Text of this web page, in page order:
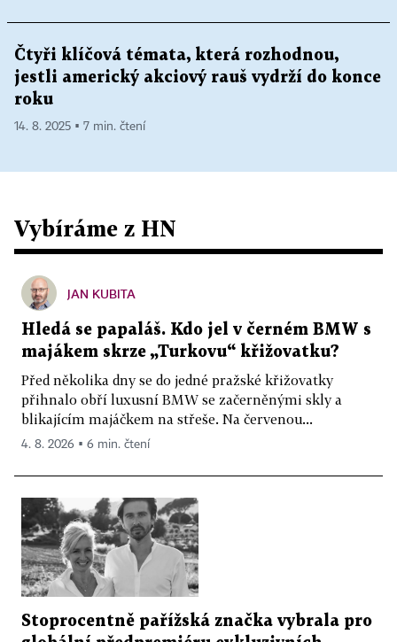
Čtyři klíčová témata, která rozhodnou,
jestli americký akciový rauš vydrží do konce
roku
14. 8. 2025 ▪ 7 min. čtení
Vybíráme z HN
JAN KUBITA
Hledá se papaláš. Kdo jel v černém BMW s
majákem skrze „Turkovu“ křižovatku?
Před několika dny se do jedné pražské křižovatky
přihnalo obří luxusní BMW se začerněnými skly a
blikajícím majáčkem na střeše. Na červenou...
4. 8. 2026 ▪ 6 min. čtení
Stoprocentně pařížská značka vybrala pro